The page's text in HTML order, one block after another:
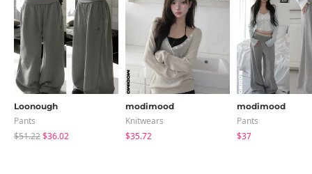
Loonough
Pants
$51.22$36.02
modimood
Knitwears
$35.72
modimood
Pants
$37